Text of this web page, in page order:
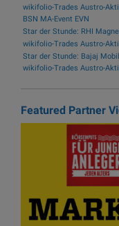
wikifolio-Trades Austro-
BSN MA-Event EVN
Star der Stunde: RHI
Star der Stunde: Bajaj
Featured Partner